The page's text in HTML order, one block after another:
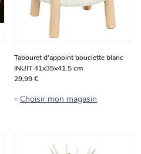
Tabouret d'appoint bouclette blanc
INUIT 41x35x41.5 cm
29,99 €
Choisir mon magasin